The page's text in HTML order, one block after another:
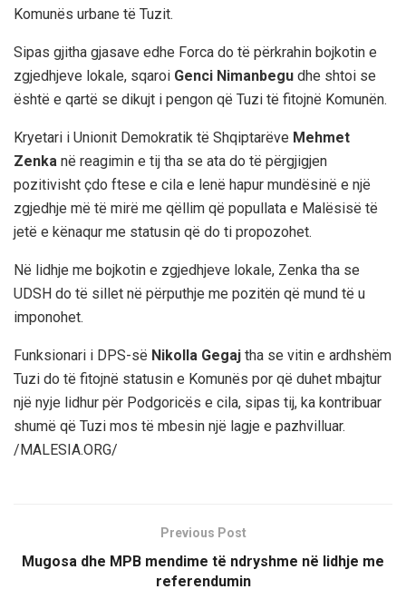
Komunës urbane të Tuzit.
Sipas gjitha gjasave edhe Forca do të përkrahin bojkotin e
zgjedhjeve lokale, sqaroi Genci Nimanbegu dhe shtoi se
është e qartë se dikujt i pengon që Tuzi të fitojnë Komunën.
Kryetari i Unionit Demokratik të Shqiptarëve Mehmet
Zenka në reagimin e tij tha se ata do të përgjigjen
pozitivisht çdo ftese e cila e lenë hapur mundësinë e një
zgjedhje më të mirë me qëllim që popullata e Malësisë të
jetë e kënaqur me statusin që do ti propozohet.
Në lidhje me bojkotin e zgjedhjeve lokale, Zenka tha se
UDSH do të sillet në përputhje me pozitën që mund të u
imponohet.
Funksionari i DPS-së Nikolla Gegaj tha se vitin e ardhshëm
Tuzi do të fitojnë statusin e Komunës por që duhet mbajtur
një nyje lidhur për Podgoricës e cila, sipas tij, ka kontribuar
shumë që Tuzi mos të mbesin një lagje e pazhvilluar.
/MALESIA.ORG/
Previous Post
Mugosa dhe MPB mendime të ndryshme në lidhje me
referendumin